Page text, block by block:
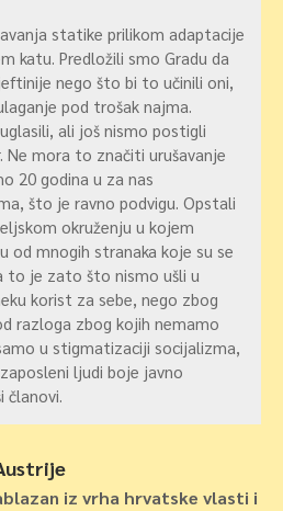
statike prilikom adaptacije
katu. Predložili smo Gradu da
nego što bi to učinili oni,
pod trošak najma.
ali još nismo postigli
Ne mora to značiti urušavanje
20 godina u za nas
što je ravno podvigu. Opstali
okruženju u kojem
od mnogih stranaka koje su se
to je zato što nismo ušli u
korist za sebe, nego zbog
razloga zbog kojih nemamo
u stigmatizaciji socijalizma,
ljudi boje javno
članovi.
iz vrha hrvatske vlasti i